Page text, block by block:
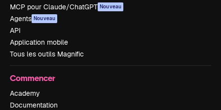
MCP pour Claude/ChatGPT Nouveau
Agents Nouveau
API
Application mobile
Tous les outils Magnific
Commencer
Academy
Documentation